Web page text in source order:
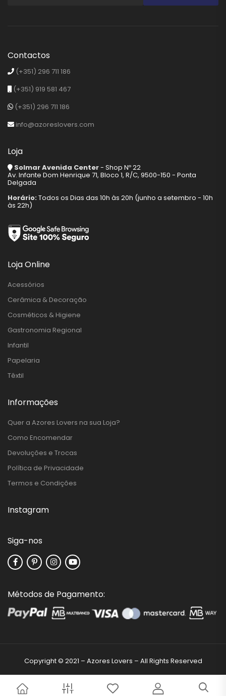
Contactos
(+351) 296 711 186
(+351) 919 581 467
(+351) 296 711 186
info@azoreslovers.com
Loja
Solmar Avenida Center- Shop Nº 22
Av. Infante Dom Henrique 71, Bloco 1, R/C, 9500-150 - Ponta
Delgada
Horário:Todos os Dias das 10h às 20h (junho a setembro - 10h
às 22h)
Loja Online
Acessórios
Cerâmica & Decoração
Cosméticos & Higiene
Gastronomia Regional
Infantil
Papelaria
Têxtil
Informações
Quer a Azores Lovers na sua Loja?
Como Encomendar
Devoluções e Trocas
Política de Privacidade
Termos e Condições
Instagram
Siga-nos
Métodos de Pagamento:
Copyright © 2021 – Azores Lovers – All Rights Reserved